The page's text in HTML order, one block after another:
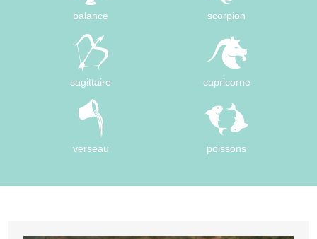
balance scorpion
sagittaire capricorne
verseau poissons